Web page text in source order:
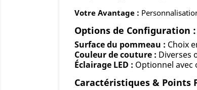
Votre Avantage :
Options de Configuration :
Surface du pommeau : Choix
Couleur de couture : Diverses
Éclairage LED : Optionnel avec
Caractéristiques & Points